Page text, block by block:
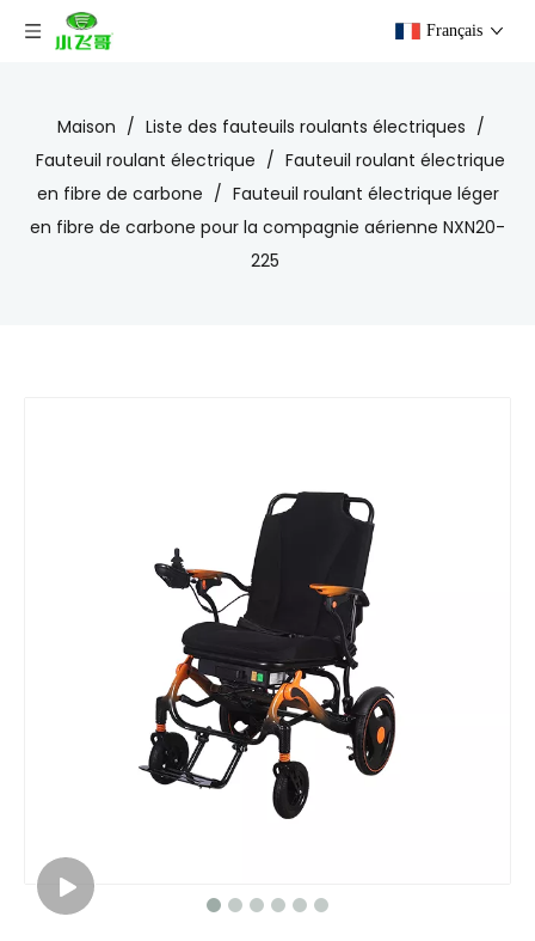
Français
Maison / Liste des fauteuils roulants électriques /
Fauteuil roulant électrique / Fauteuil roulant électrique
en fibre de carbone / Fauteuil roulant électrique léger
en fibre de carbone pour la compagnie aérienne NXN20-
225